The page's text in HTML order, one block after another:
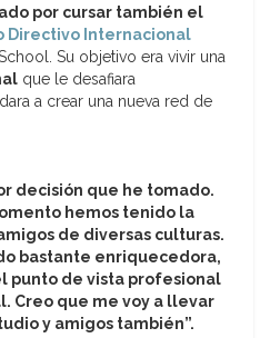
por cursar también el
Directivo Internacional
Su objetivo era vivir una
que le desafiara
a crear una nueva red de
decisión que he tomado.
hemos tenido la
de diversas culturas.
bastante enriquecedora,
punto de vista profesional
Creo que me voy a llevar
y amigos también”.